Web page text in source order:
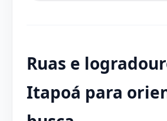
Ruas e
Itapoá para